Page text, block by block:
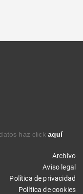
haz click aquí
Archivo
Aviso legal
Política de privacidad
Política de cookies